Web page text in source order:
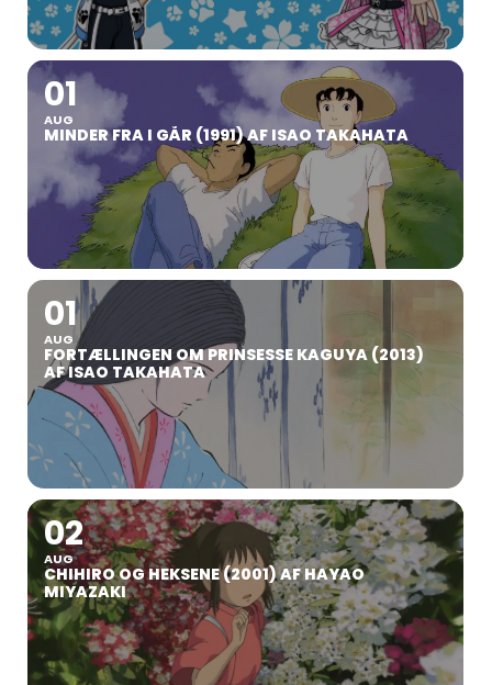
01
AUG
MINDER FRA I GÅR (1991) AF ISAO TAKAHATA
01
AUG
FORTÆLLINGEN OM PRINSESSE KAGUYA (2013)
AF ISAO TAKAHATA
02
AUG
CHIHIRO OG HEKSENE (2001) AF HAYAO
MIYAZAKI